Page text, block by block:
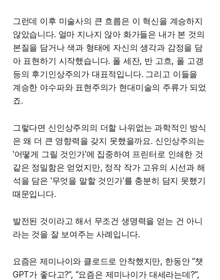
그런데 이후 미술사의 큰 흐름은 이 혁신을 계승하지
않았습니다. 얼마 지나지 않아 화가들은 내가 본 것의
본질을 담거나 색과 형태에 자신의 생각과 감정을 담
아 표현하기 시작했습니다. 폴 세잔, 반 고흐, 폴 고갱
등의 후기인상주의가 대표적입니다. 그리고 이들을
계승한 야수파와 표현주의가 현대미술의 주류가 되었
죠.
그렇다면 신인상주의의 더할 나위없는 과학적인 방식
은 왜 더 큰 영향력을 갖지 못했을까요. 신인상주의는
'어떻게 그릴 것인가'에 집중하여 프린터로 인쇄한 것
같은 정밀함은 얻었지만, 정작 작가 고유의 시선과 해
석을 담은 '무엇을 말할 것인가'를 충분히 담지 못했기
때문입니다.
발전된 것이라고 해서 무조건 생명력을 얻는 건 아니
라는 것을 잘 보여주는 사례입니다.
요즘은 제미나이와 클로드로 안착했지만, 한동안 “챗
GPT가 좋다고?”, “요즘은 제미나이가 대세라는데?”,